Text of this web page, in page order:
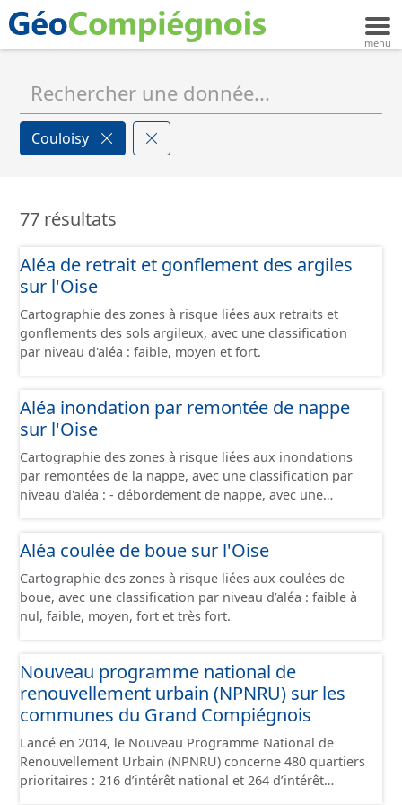
Couloisy
77 résultats
Aléa de retrait et gonflement des argiles
sur l'Oise
Cartographie des zones à risque liées aux retraits et
gonflements des sols argileux, avec une classification
par niveau d'aléa : faible, moyen et fort.
Aléa inondation par remontée de nappe
sur l'Oise
Cartographie des zones à risque liées aux inondations
par remontées de la nappe, avec une classification par
niveau d'aléa : - débordement de nappe, avec une
faible - inondations de cave, avec une fiabilité forte -
inondations de cave, avec une fiabilité moyenne -
inondations de cave, avec une fiabilité faible -
inondations de cave, avec une fiabilité inconnue -
absence d'inondation, avec une fiabilité forte - absence
d'inondation, avec une fiabilité faible - absence
d'inondation, avec une fiabilité inconnue
Aléa coulée de boue sur l'Oise
Cartographie des zones à risque liées aux coulées de
boue, avec une classification par niveau d’aléa : faible à
nul, faible, moyen, fort et très fort.
Nouveau programme national de
renouvellement urbain (NPNRU) sur les
communes du Grand Compiégnois
Lancé en 2014, le Nouveau Programme National de
Renouvellement Urbain (NPNRU) concerne 480 quartiers
prioritaires : 216 d’intérêt national et 264 d’intérêt